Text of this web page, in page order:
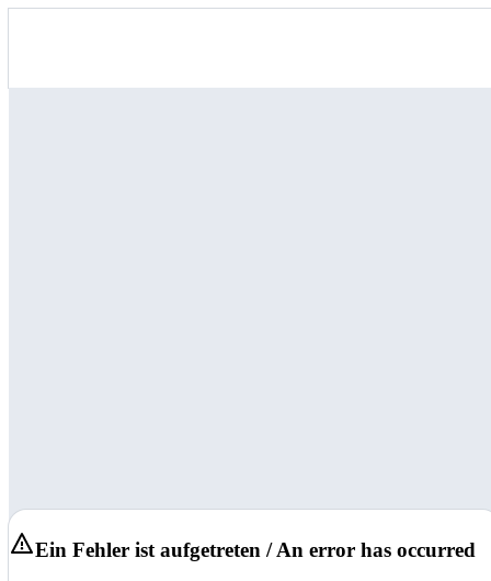
Ein Fehler ist aufgetreten / An error has occurred